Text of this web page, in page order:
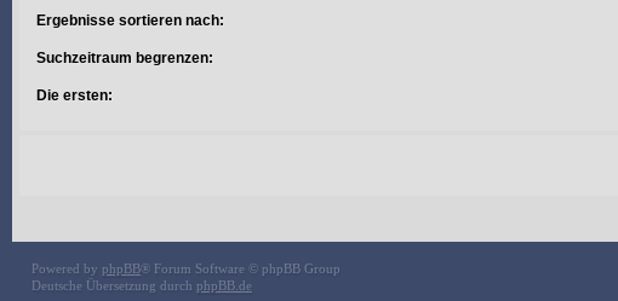
Ergebnisse sortieren nach:
Suchzeitraum begrenzen:
Die ersten:
Powered by phpBB® Forum Software © phpBB Group
Deutsche Übersetzung durch phpBB.de